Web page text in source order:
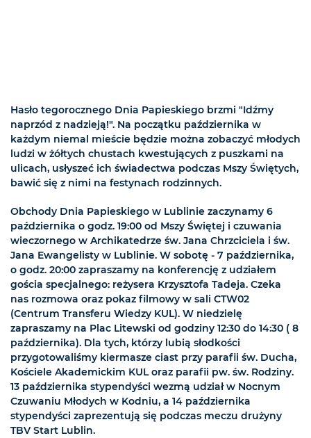
Hasło tegorocznego Dnia Papieskiego brzmi "Idźmy
naprzód z nadzieją!". Na początku października w
każdym niemal mieście będzie można zobaczyć młodych
ludzi w żółtych chustach kwestujących z puszkami na
ulicach, usłyszeć ich świadectwa podczas Mszy Świętych,
bawić się z nimi na festynach rodzinnych.
Obchody Dnia Papieskiego w Lublinie zaczynamy 6
października o godz. 19:00 od Mszy Świętej i czuwania
wieczornego w Archikatedrze św. Jana Chrzciciela i św.
Jana Ewangelisty w Lublinie. W sobotę - 7 października,
o godz. 20:00 zapraszamy na konferencję z udziałem
gościa specjalnego: reżysera Krzysztofa Tadeja. Czeka
nas rozmowa oraz pokaz filmowy w sali CTW02
(Centrum Transferu Wiedzy KUL). W niedzielę
zapraszamy na Plac Litewski od godziny 12:30 do 14:30 ( 8
października). Dla tych, którzy lubią słodkości
przygotowaliśmy kiermasze ciast przy parafii św. Ducha,
Kościele Akademickim KUL oraz parafii pw. św. Rodziny.
13 października stypendyści wezmą udział w Nocnym
Czuwaniu Młodych w Kodniu, a 14 października
stypendyści zaprezentują się podczas meczu drużyny
TBV Start Lublin.